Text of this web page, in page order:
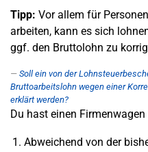
Tipp: Vor allem für
arbeiten, kann es sich
ggf. den Bruttolohn zu
Soll ein von der
Bruttoarbeitslohn wegen einer
erklärt werden?
Du hast einen
Abweichend von der